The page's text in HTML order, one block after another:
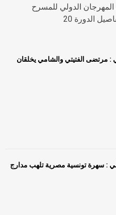
المهرجان الدولي للمسرح
الدورة 20
: مرتضى الفتيتي والشامي يخلقان
: سهرة تونسية مصرية تلهب مدارج